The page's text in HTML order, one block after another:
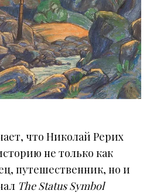
что Николай Рерих
не только как
путешественник, но и
The Status Symbol